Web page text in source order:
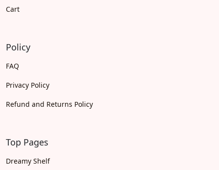
Cart
Policy
FAQ
Privacy Policy
Refund and Returns Policy
Top Pages
Dreamy Shelf